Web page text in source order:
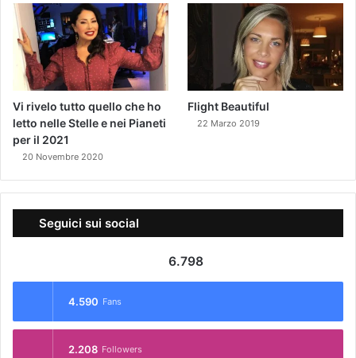
Vi rivelo tutto quello che ho
letto nelle Stelle e nei Pianeti
per il 2021
20 Novembre 2020
Flight Beautiful
22 Marzo 2019
Seguici sui social
6.798
4.590 Fans
2.208 Followers